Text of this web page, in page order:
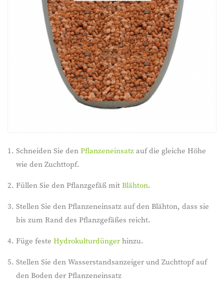
Schneiden Sie denPflanzeneinsatzauf die gleiche Höhe
wie den Zuchttopf.
Füllen Sie den Pflanzgefäß mitBlähton.
Stellen Sie den Pflanzeneinsatz auf den Blähton, dass sie
bis zum Rand des Pflanzgefäßes reicht.
Füge feste Hydrokulturdüngerhinzu.
Stellen Sie den Wasserstandsanzeiger und Zuchttopf auf
den Boden der Pflanzeneinsatz